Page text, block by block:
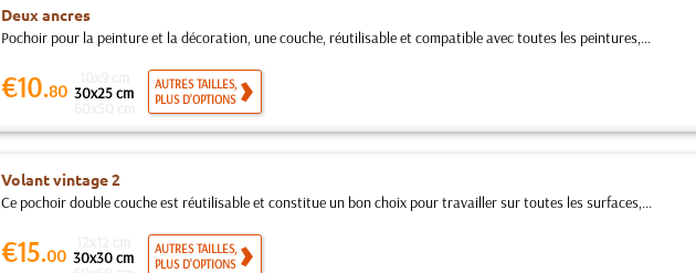
Deux ancres
Pochoir pour la peinture et la décoration, une couche, réutilisable et compatible avec toutes les peintures,...
€10.80 30x25 cm
AUTRES TAILLES,
PLUS D'OPTIONS
Volant vintage 2
Ce pochoir double couche est réutilisable et constitue un bon choix pour travailler sur toutes les surfaces,...
€15.00 30x30 cm
AUTRES TAILLES,
PLUS D'OPTIONS